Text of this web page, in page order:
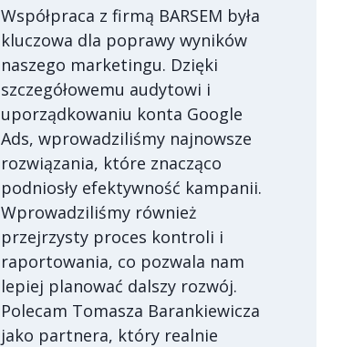
Współpraca z firmą BARSEM była
kluczowa dla poprawy wyników
naszego marketingu. Dzięki
szczegółowemu audytowi i
uporządkowaniu konta Google
Ads, wprowadziliśmy najnowsze
rozwiązania, które znacząco
podniosły efektywność kampanii.
Wprowadziliśmy również
przejrzysty proces kontroli i
raportowania, co pozwala nam
lepiej planować dalszy rozwój.
Polecam Tomasza Barankiewicza
jako partnera, który realnie